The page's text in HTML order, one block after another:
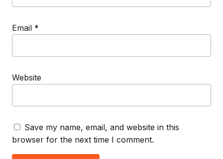
Email *
Website
Save my name, email, and website in this
browser for the next time I comment.